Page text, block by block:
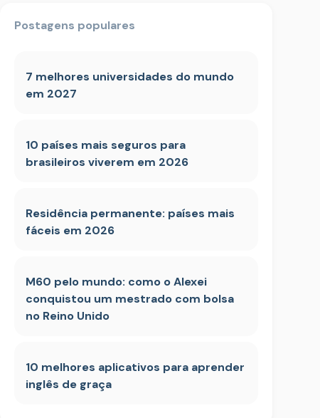
Postagens populares
7 melhores universidades do mundo
em 2027
10 países mais seguros para
brasileiros viverem em 2026
Residência permanente: países mais
fáceis em 2026
M60 pelo mundo: como o Alexei
conquistou um mestrado com bolsa
no Reino Unido
10 melhores aplicativos para aprender
inglês de graça